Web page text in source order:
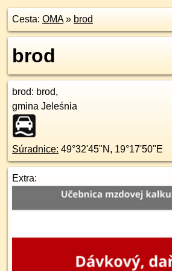
Cesta: OMA» brod
brod
brod: brod,
gmina Jeleśnia
Súradnice: 49°32'45"N , 19°17'50"E
Extra: